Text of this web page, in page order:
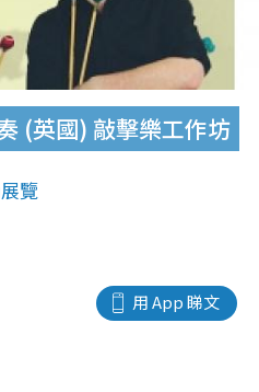
(英國) 敲擊樂工作坊
覽
用 App 睇文